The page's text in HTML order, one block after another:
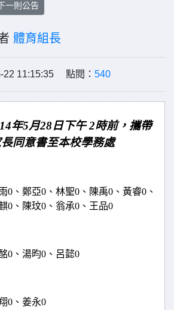
一則公告
體育組長
22 11:15:35 點閱： 540
年5月28日下午 2時前，攜帶
同意書至本校學務處
0、鄭亞0、林聖0、陳禹0、黃睿0、
0、陳玟0、翁承0、王品0
0、湯昀0、呂懿0
0、姜永0